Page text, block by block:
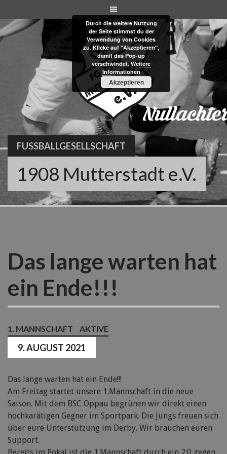
to
content
FUSSBALLGESELLSCHAFT
1908 Mutterstadt e.V.
Das lange warten hat
ein Ende!!!
1. MANNSCHAFT AKTIVE
9. AUGUST 2021
Das lange warten hat ein Ende!!!
Am Freitag startet unsere 1.Mannschaft in die neue
Saison. Mit dem BSC Oppau begrünen wir direkt einen
hochkarätigen Gegner im Sportpark. Die Jungs freuen sich
über eure Unterstützung im Derby. Wir brauchen euren
Support.
Durch die weitere Nutzung
der Seite stimmst du der
Verwendung von Cookies
zu. Klicke auf "Akzeptieren",
damit das Pop-up
verschwindet.Weitere
Informationen
Akzeptieren